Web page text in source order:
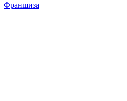
Франшиза